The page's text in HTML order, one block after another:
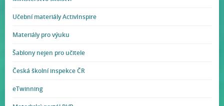
Učební materiály ActivInspire
Materiály pro výuku
Šablony nejen pro učitele
Česká školní inspekce ČR
eTwinning